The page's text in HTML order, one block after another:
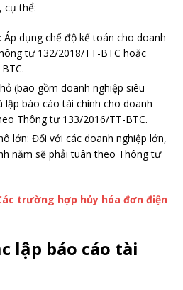
cụ thể:
Áp dụng chế độ kế toán cho doanh
tư 132/2018/TT-BTC hoặc
(bao gồm doanh nghiệp siêu
lập báo cáo tài chính cho doanh
Thông tư 133/2016/TT-BTC.
lớn: Đối với các doanh nghiệp lớn,
năm sẽ phải tuân theo Thông tư
trường hợp hủy hóa đơn điện
lập báo cáo tài